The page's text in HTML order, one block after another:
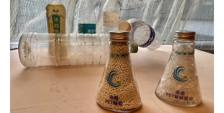
專青年思考負責任林業發展的迫切性，並讓學員動手參與
林業，從育苗、鋸木、製材，直到香菇生產，體驗台灣林
業現場工作，期待將對林業的了解擴及周遭大眾。林場大
富翁 香菇、太空包與他們的產地